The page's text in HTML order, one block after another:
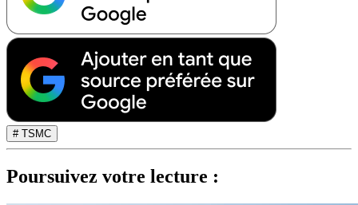
# TSMC
Poursuivez votre lecture :